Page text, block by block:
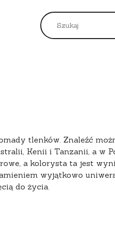
WIELOBARWNY
tlenków. Znaleźć
Kenii i Tanzanii, a w
a kolorysta ta jest
wyjątkowo
do życia.